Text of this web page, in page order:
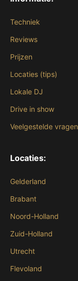
Techniek
Reviews
Prijzen
Locaties (tips)
Lokale DJ
Drive in show
Veelgestelde vragen
Locaties:
Gelderland
Brabant
Noord-Holland
Zuid-Holland
Utrecht
Flevoland